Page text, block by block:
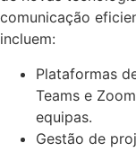
comunicação
incluem:
Plataformas
Teams e
equipas.
Gestão de